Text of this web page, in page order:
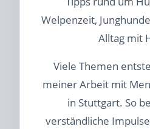
Welpenzeit,
Alltag mit
Viele Themen
meiner Arbeit mit
in Stuttgart. So
verständliche